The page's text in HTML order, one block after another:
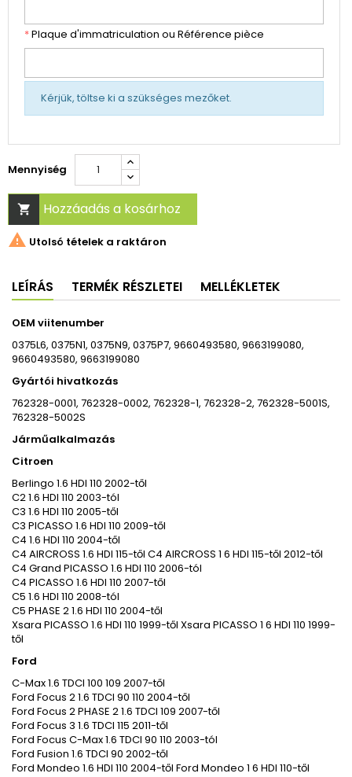
*Plaque d'immatriculation ou Référence pièce
Kérjük, töltse ki a szükséges mezőket.
Mennyiség
 Hozzáadás a kosárhoz
 Utolsó tételek a raktáron
LEÍRÁS TERMÉK RÉSZLETEI MELLÉKLETEK
OEM viitenumber
0375L6, 0375N1, 0375N9, 0375P7, 9660493580, 9663199080,
9660493580, 9663199080
Gyártói hivatkozás
762328-0001, 762328-0002, 762328-1, 762328-2, 762328-5001S,
762328-5002S
Járműalkalmazás
Citroen
Berlingo 1.6 HDI 110 2002-től
C2 1.6 HDI 110 2003-tól
C3 1.6 HDI 110 2005-től
C3 PICASSO 1.6 HDI 110 2009-től
C4 1.6 HDI 110 2004-től
C4 AIRCROSS 1.6 HDI 115-től C4 AIRCROSS 1 6 HDI 115-től 2012-től
C4 Grand PICASSO 1.6 HDI 110 2006-tól
C4 PICASSO 1.6 HDI 110 2007-től
C5 1.6 HDI 110 2008-tól
C5 PHASE 2 1.6 HDI 110 2004-től
Xsara PICASSO 1.6 HDI 110 1999-től Xsara PICASSO 1 6 HDI 110 1999-
től
Ford
C-Max 1.6 TDCI 100 109 2007-től
Ford Focus 2 1.6 TDCI 90 110 2004-től
Ford Focus 2 PHASE 2 1.6 TDCI 109 2007-től
Ford Focus 3 1.6 TDCI 115 2011-től
Ford Focus C-Max 1.6 TDCI 90 110 2003-tól
Ford Fusion 1.6 TDCI 90 2002-től
Ford Mondeo 1.6 HDI 110 2004-től Ford Mondeo 1 6 HDI 110-től